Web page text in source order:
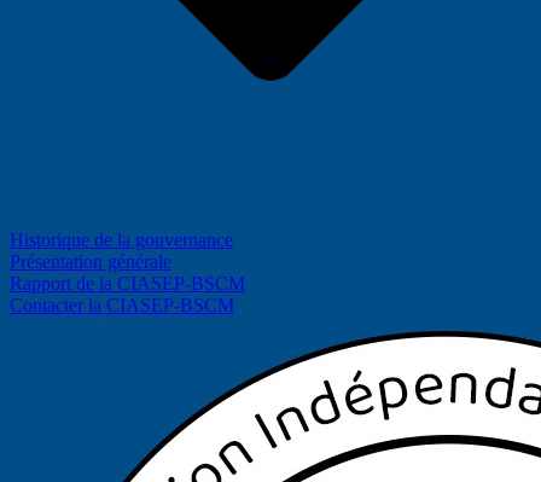
Historique de la gouvernance
Présentation générale
Rapport de la CIASEP-BSCM
Contacter la CIASEP-BSCM